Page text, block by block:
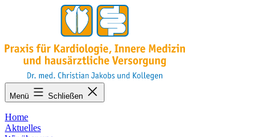
KARDIO-
MA.de
Menü Schließen
Home
Aktuelles